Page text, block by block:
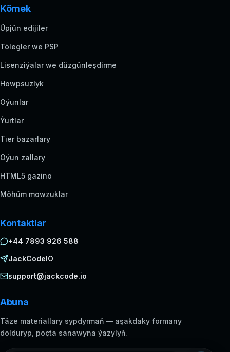
Kömek
Üpjün edijiler
Tölegler we PSP
Lisenziýalar we düzgünleşdirme
Howpsuzlyk
Oýunlar
Ýurtlar
Tier bazarlary
Oýun zallary
HTML5 gazino
Möhüm mowzuklar
Kontaktlar
+44 7893 926 588
JackCodeIO
support@jackcode.io
Abuna
Täze materiallary sypdyrmaň — aşakdaky formany
dolduryp, poçta sanawyna ýazylyň.